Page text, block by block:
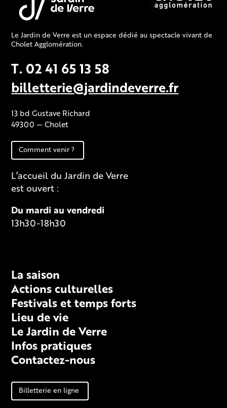
Le Jardin de Verre est un espace dédié au spectacle vivant de
Cholet Agglomération.
T. 02 41 65 13 58
billetterie@jardindeverre.fr
13 bd Gustave Richard
49300 — Cholet
Comment venir ?
L’accueil du Jardin de Verre
est ouvert :
Du mardi au vendredi
13h30-18h30
La saison
Actions culturelles
Festivals et temps forts
Lieu de vie
Le Jardin de Verre
Infos pratiques
Contactez-nous
Billetterie en ligne